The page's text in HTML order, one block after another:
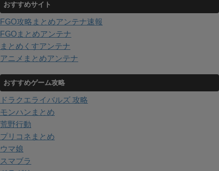
おすすめサイト
FGO攻略まとめアンテナ速報
FGOまとめアンテナ
まとめくすアンテナ
アニメまとめアンテナ
おすすめゲーム攻略
ドラクエライバルズ 攻略
モンハンまとめ
荒野行動
プリコネまとめ
ウマ娘
スマブラ